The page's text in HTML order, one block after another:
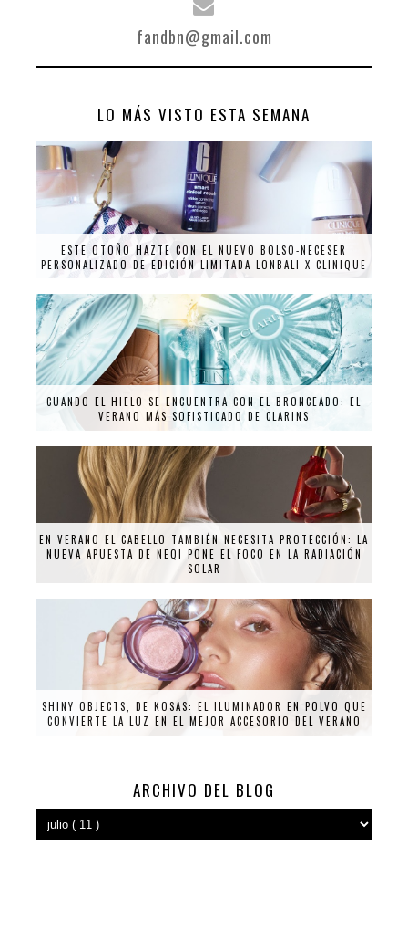
fandbn@gmail.com
LO MÁS VISTO ESTA SEMANA
ESTE OTOÑO HAZTE CON EL NUEVO BOLSO-NECESER
PERSONALIZADO DE EDICIÓN LIMITADA LONBALI X CLINIQUE
CUANDO EL HIELO SE ENCUENTRA CON EL BRONCEADO: EL
VERANO MÁS SOFISTICADO DE CLARINS
EN VERANO EL CABELLO TAMBIÉN NECESITA PROTECCIÓN: LA
NUEVA APUESTA DE NEQI PONE EL FOCO EN LA RADIACIÓN
SOLAR
SHINY OBJECTS, DE KOSAS: EL ILUMINADOR EN POLVO QUE
CONVIERTE LA LUZ EN EL MEJOR ACCESORIO DEL VERANO
ARCHIVO DEL BLOG